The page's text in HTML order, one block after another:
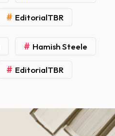
# EditorialTBR
# Hamish Steele
# EditorialTBR